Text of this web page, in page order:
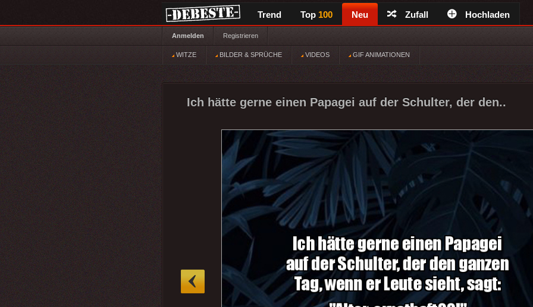
Trend Top 100 Neu Zufall Hochladen
Anmelden Registrieren
WITZE BILDER & SPRÜCHE VIDEOS GIF ANIMATIONEN
Ich hätte gerne einen Papagei auf der Schulter, der den..